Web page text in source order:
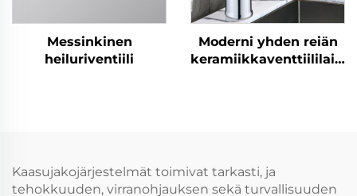
Messinkinen
heiluriventiili
Moderni yhden reiän
Kaasujakojärjestelmät toimivat tarkasti, ja
tehokkuuden, virranohjauksen sekä turvallisuuden